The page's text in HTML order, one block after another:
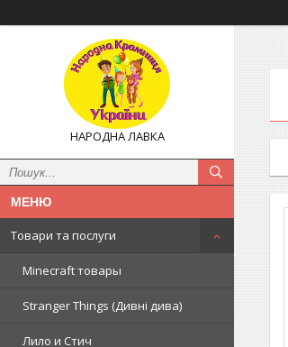
НАРОДНА ЛАВКА
Товари та послуги
Minecraft товары
Stranger Things (Дивні дива)
Лило и Стич